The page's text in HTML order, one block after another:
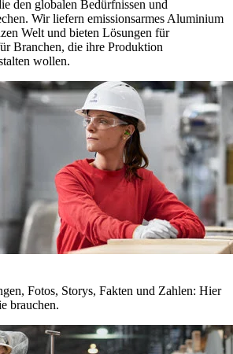
den globalen Bedürfnissen und
Wir liefern emissionsarmes Aluminium
Welt und bieten Lösungen für
Branchen, die ihre Produktion
wollen.
Fotos, Storys, Fakten und Zahlen: Hier
brauchen.